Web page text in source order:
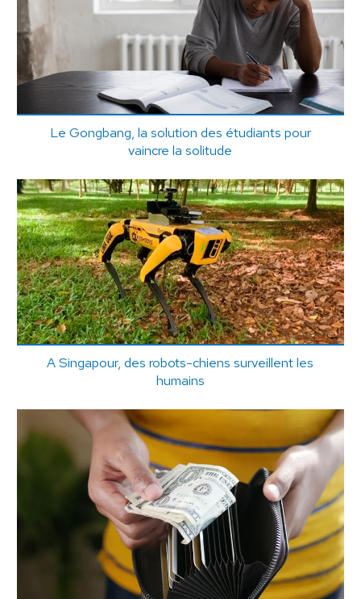
Le Gongbang, la solution des étudiants pour
vaincre la solitude
A Singapour, des robots-chiens surveillent les
humains